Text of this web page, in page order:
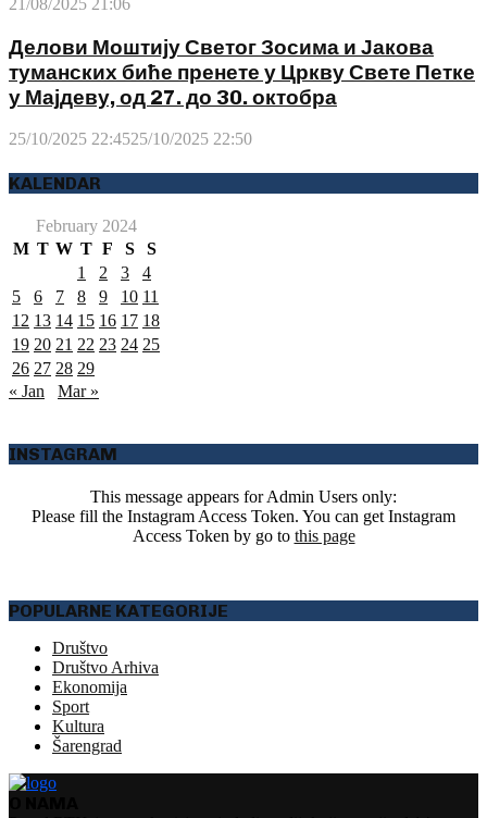
Делови Моштију Светог Зосима и Јакова
туманских биће пренете у Цркву Свете Петке
у Мајдеву, од 27. до 30. октобра
25/10/2025 22:4525/10/2025 22:50
KALENDAR
February 2024
M T W T F S
S
1
2 3
4
5
6 7 8 9 10 11
12 13 14 15 16 17 18
19 20 21 22 23 24 25
26 27 28 29
« Jan
Mar »
INSTAGRAM
This message appears for Admin Users only:
Please fill the Instagram Access Token. You can get Instagram
Access Token by go to this page
POPULARNE KATEGORIJE
Društvo
Društvo Arhiva
Ekonomija
Sport
Kultura
Šarengrad